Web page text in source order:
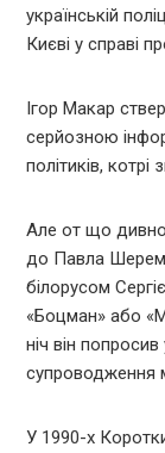
українській
Києві у справі
Ігор Макар
серйозною
політиків,
Але от що
до Павла
білорусом
«Боцман» або
ніч він
супроводження
У 1990-х